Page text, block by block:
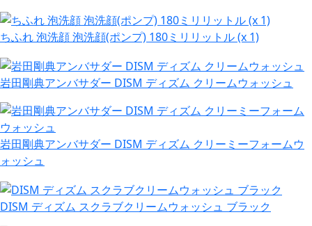
ちふれ 泡洗顔 泡洗顔(ポンプ) 180ミリリットル (x 1)
岩田剛典アンバサダー DISM ディズム クリームウォッシュ
岩田剛典アンバサダー DISM ディズム クリーミーフォームウ
ォッシュ
DISM ディズム スクラブクリームウォッシュ ブラック